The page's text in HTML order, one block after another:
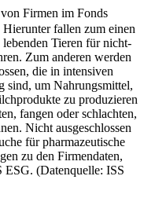
Firmen im Fonds
fallen zum einen
Tieren für nicht-
Zum anderen werden
die in intensiven
sind, um Nahrungsmittel,
zu produzieren
fangen oder schlachten,
Nicht ausgeschlossen
für pharmazeutische
zu den Firmendaten,
ESG. (Datenquelle: ISS